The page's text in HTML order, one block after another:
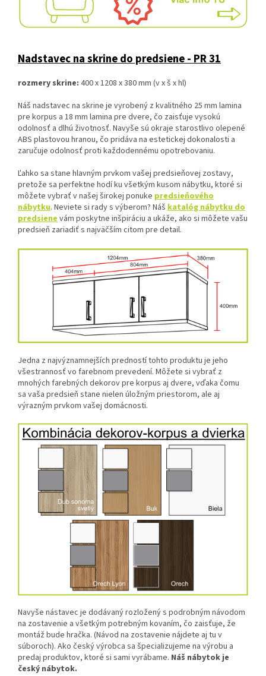
Nadstavec na skrine do predsiene - PR 31
rozmery skrine: 400 x 1208 x 380 mm (v x š x hl)
Náš nadstavec na skrine je vyrobený z kvalitného 25 mm lamina
pre korpus a 18 mm lamina pre dvere, čo zaisťuje vysokú
odolnosť a dlhú životnosť. Navyše sú okraje starostlivo olepené
ABS plastovou hranou, čo pridáva na estetickej dokonalosti a
zaručuje odolnosť proti každodennému opotrebovaniu.
Ľahko sa stane hlavným prvkom vašej predsieňovej zostavy,
pretože sa perfektne hodí ku všetkým kusom nábytku, ktoré si
môžete vybrať v našej širokej ponuke predsieňového
nábytku. Neviete si rady s výberom? Náš katalóg nábytku do
predsiene vám poskytne inšpiráciu a ukáže, ako si môžete vašu
predsieň zariadiť s najväčším citom pre detail.
Jedna z najvýznamnejších predností tohto produktu je jeho
všestrannosť vo farebnom prevedení. Môžete si vybrať z
mnohých farebných dekorov pre korpus aj dvere, vďaka čomu
sa vaša predsieň stane nielen úložným priestorom, ale aj
výrazným prvkom vašej domácnosti.
Navyše nástavec je dodávaný rozložený s podrobným návodom
na zostavenie a všetkým potrebným kovaním, čo zaisťuje, že
montáž bude hračka. (Návod na zostavenie nájdete aj tu v
súboroch). Ako český výrobca sa špecializujeme na výrobu a
predaj produktov, ktoré si sami vyrábame. Náš nábytok je
český nábytok.